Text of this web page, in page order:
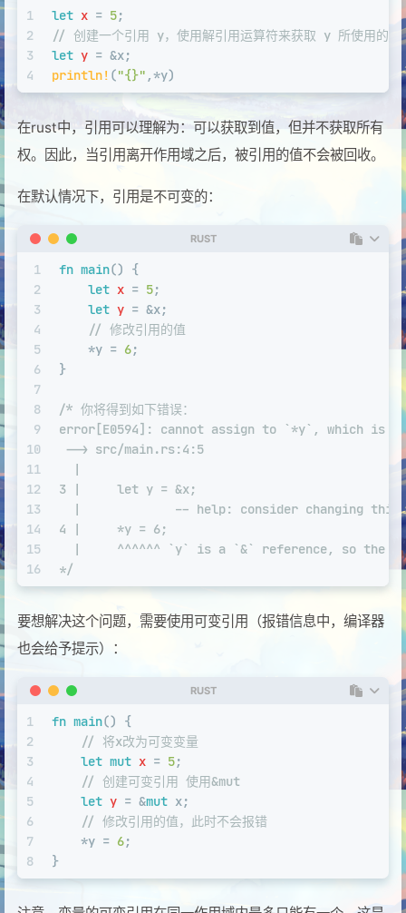
1
2
3
4
let x = 5;
// 创建一个引用 y，使用解引用运算符来获取 y 所使用的值
let y = &x;
println! ("{}" ,*y)
在rust中，引用可以理解为：可以获取到值，但并不获取所有
权。因此，当引用离开作用域之后，被引用的值不会被回收。
在默认情况下，引用是不可变的：
RUST
1
2
3
4
5
6
7
8
9
10
11
12
13
14
15
16
fn main() {
let x = 5;
let y = &x;
// 修改引用的值
    *y =
6;
}
/* 你将得到如下错误：
error[E0594]: cannot assign to `*y`, which is
--> src/main.rs:4:5
3 |     let y = &x;
|             -- help: consider changing
4 |     *y = 6;
|     ^^^^^^ `y` is a `&` reference, so the
*/
要想解决这个问题，需要使用可变引用（报错信息中，编译器
也会给予提示）：
RUST
1
2
3
4
5
6
7
8
fn main() {
// 将x改为可变变量
let mut x = 5;
// 创建可变引用 使用&mut
let y = &mut x;
// 修改引用的值，此时不会报错
    *y =
6;
}